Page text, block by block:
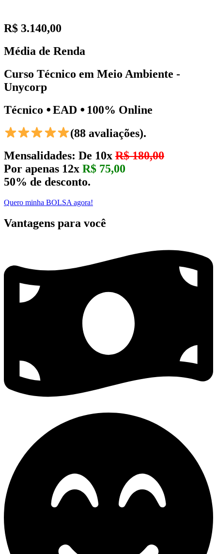
R$ 3.140,00
Média de Renda
Curso Técnico em Meio Ambiente -
Unycorp
Técnico ⦁ EAD ⦁ 100% Online
(88 avaliações).
Mensalidades: De 10x R$ 180,00
Por apenas 12x R$ 75,00
50% de desconto.
Quero minha BOLSA agora!
Vantagens para você